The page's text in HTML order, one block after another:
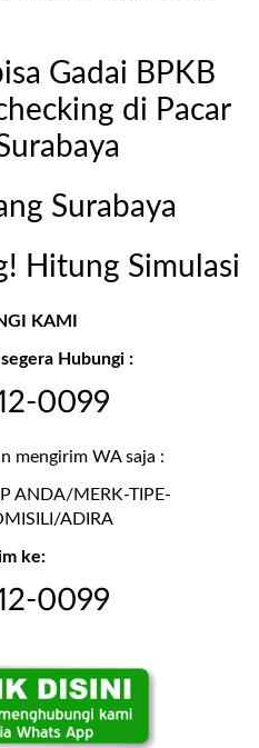
Gadai BPKB
di Pacar
Surabaya
Hitung Simulasi
KAMI
Hubungi :
0099
mengirim WA saja :
ANDA/MERK-TIPE-
ADIRA
ke:
0099